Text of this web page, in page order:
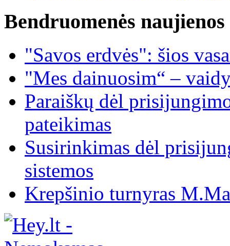
Bendruomenės naujienos
"Savos erdvės": šios
"Mes dainuosim“ –
Paraiškų dėl
pateikimas
Susirinkimas dėl
sistemos
Krepšinio turnyras